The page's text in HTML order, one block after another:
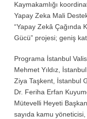
Kaymakamlığı
Yapay Zeka Mali
“Yapay Zekâ Çağında
Gücü” projesi; geniş
Programa İstanbul
Mehmet Yıldız,
Ziya Taşkent, İstanbul
Dr. Feriha Erfan
Mütevelli Heyeti
sayıda kamu